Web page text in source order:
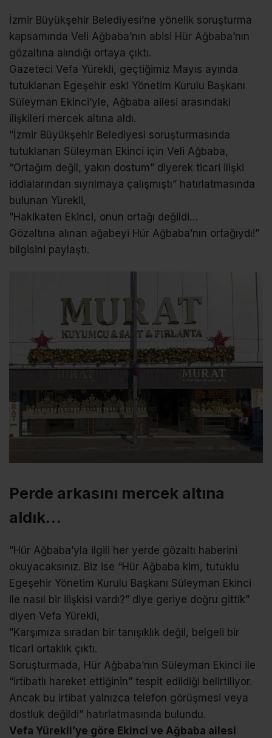
İzmir Büyükşehir Belediyesi’ne yönelik soruşturma
kapsamında Veli Ağbaba’nın abisi Hür Ağbaba’nın
gözaltına alındığı ortaya çıktı.
Gazeteci Vefa Yürekli, geçtiğimiz Mayıs ayında
tutuklanan Egeşehir eski Yönetim Kurulu Başkanı
Süleyman Ekinci’yle, Ağbaba ailesi arasındaki
ilişkileri mercek altına aldı.
”İzmir Büyükşehir Belediyesi soruşturmasında
tutuklanan Süleyman Ekinci için Veli Ağbaba,
“Ortağım değil, yakın dostum” diyerek ticari ilişki
iddialarından sıyrılmaya çalışmıştı” hatırlatmasında
bulunan Yürekli,
”Hakikaten Ekinci, onun ortağı değildi…
Gözaltına alınan ağabeyi Hür Ağbaba’nın ortağıydı!”
bilgisini paylaştı.
Perde arkasını mercek altına
aldık…
”Hür Ağbaba’yla ilgili her yerde gözaltı haberini
okuyacaksınız. Biz ise “Hür Ağbaba kim, tutuklu
Egeşehir Yönetim Kurulu Başkanı Süleyman Ekinci
ile nasıl bir ilişkisi vardı?” diye geriye doğru gittik”
diyen Vefa Yürekli,
”Karşımıza sıradan bir tanışıklık değil, belgeli bir
ticari ortaklık çıktı.
Soruşturmada, Hür Ağbaba’nın Süleyman Ekinci ile
“irtibatlı hareket ettiğinin” tespit edildiği belirtiliyor.
Ancak bu irtibat yalnızca telefon görüşmesi veya
dostluk değildi” hatırlatmasında bulundu.
Vefa Yürekli’ye göre Ekinci ve Ağbaba ailesi